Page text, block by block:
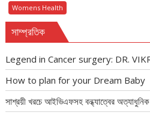
Womens Health
সাম্প্রতিক
Legend in Cancer surgery: DR.
How to plan for your Dream Baby
সাশ্রয়ী খরচে আইভিএফসহ বন্ধ্যাত্বের